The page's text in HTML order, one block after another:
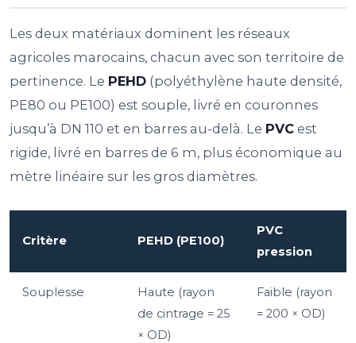
Les deux matériaux dominent les réseaux
agricoles marocains, chacun avec son territoire de
pertinence. Le PEHD (polyéthylène haute densité,
PE80 ou PE100) est souple, livré en couronnes
jusqu’à DN 110 et en barres au-delà. Le PVC est
rigide, livré en barres de 6 m, plus économique au
mètre linéaire sur les gros diamètres.
Critère PEHD (PE100)
PVC
pression
Souplesse
Haute (rayon
de cintrage = 25
× OD)
Faible (rayon
= 200 × OD)